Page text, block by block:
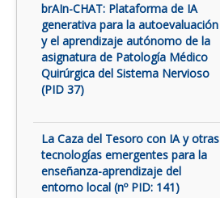
brAIn-CHAT: Plataforma de IA
generativa para la autoevaluación
y el aprendizaje autónomo de la
asignatura de Patología Médico
Quirúrgica del Sistema Nervioso
(PID 37)
La Caza del Tesoro con IA y otras
tecnologías emergentes para la
enseñanza-aprendizaje del
entorno local (nº PID: 141)